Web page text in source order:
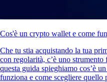
Cos'è un crypto wallet e come
Che tu stia acquistando la tua
con regolarità, c’è uno
questa guida spieghiamo cos’è
funziona e come scegliere quello